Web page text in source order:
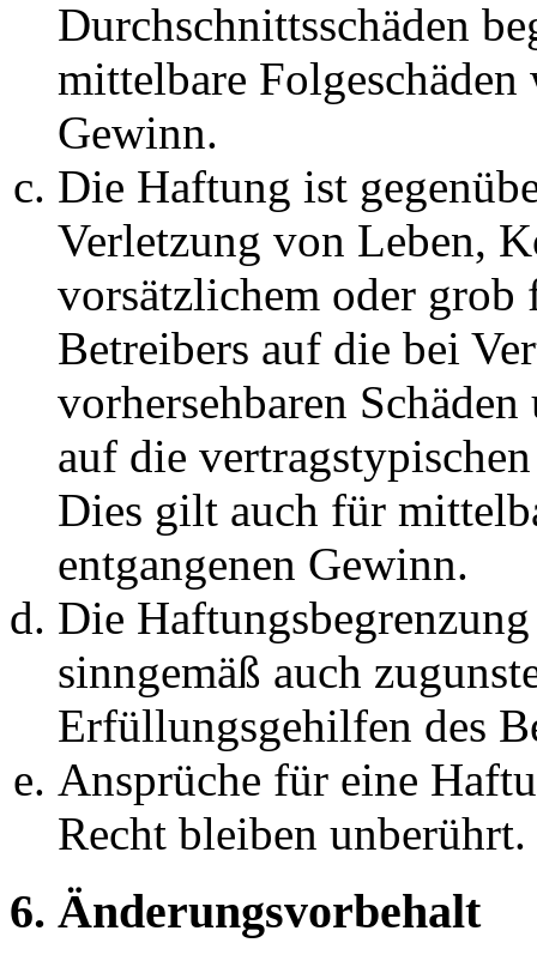
Durchschnittsschäden
mittelbare Folgeschäden
Gewinn.
Die Haftung ist
Verletzung von Leben,
vorsätzlichem oder grob
Betreibers auf die bei
vorhersehbaren
auf die
Dies gilt auch für
entgangenen Gewinn.
Die
sinngemäß auch
Erfüllungsgehilfen des
Ansprüche für eine
Recht bleiben unberührt.
6. Änderungsvorbehalt